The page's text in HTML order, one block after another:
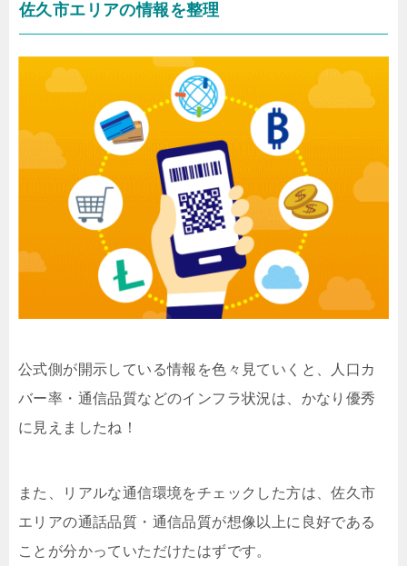
佐久市エリアの情報を整理
公式側が開示している情報を色々見ていくと、人口カ
バー率・通信品質などのインフラ状況は、かなり優秀
に見えましたね！
また、リアルな通信環境をチェックした方は、佐久市
エリアの通話品質・通信品質が想像以上に良好である
ことが分かっていただけたはずです。